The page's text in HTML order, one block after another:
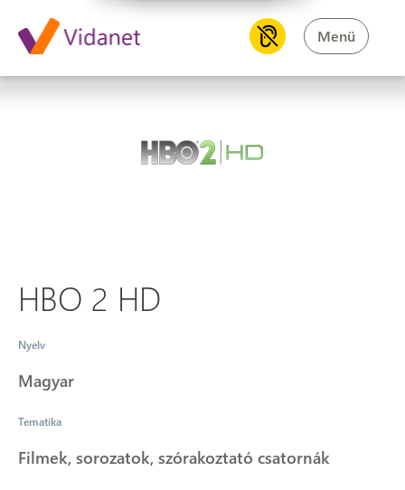
Menü
HBO 2 HD
HBO 2 HD
Nyelv
Magyar
Tematika
Filmek, sorozatok, szórakoztató csatornák